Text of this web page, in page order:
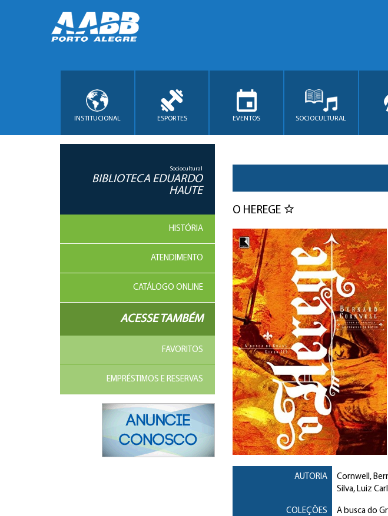
INSTITUCIONAL ESPORTES EVENTOS SOCIOCULTURAL
Sociocultural
BIBLIOTECA EDUARDO
HAUTE
HISTÓRIA
ATENDIMENTO
CATÁLOGO ONLINE
ACESSE TAMBÉM
FAVORITOS
EMPRÉSTIMOS E RESERVAS
O HEREGE
AUTORIA Cornwell,
Silva, Luiz
COLEÇÕES A busca do